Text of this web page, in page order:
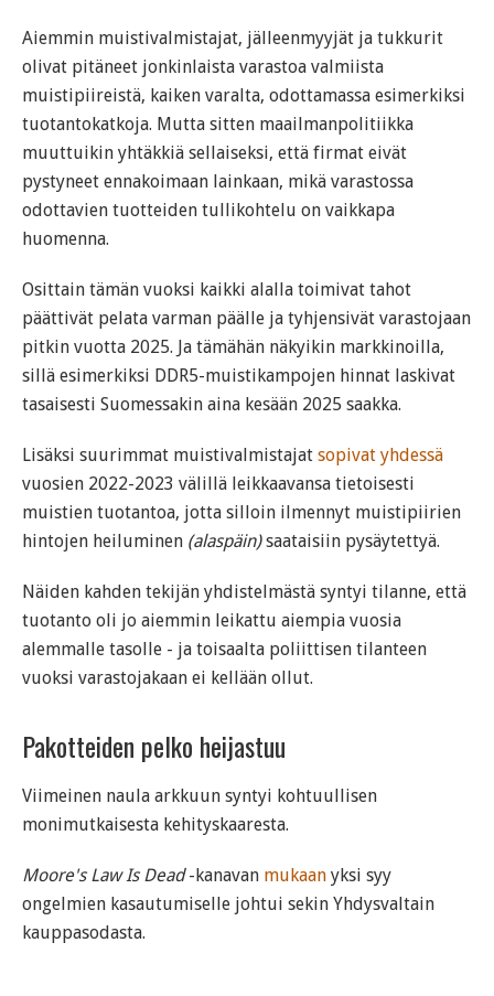
Aiemmin muistivalmistajat, jälleenmyyjät ja tukkurit
olivat pitäneet jonkinlaista varastoa valmiista
muistipiireistä, kaiken varalta, odottamassa esimerkiksi
tuotantokatkoja. Mutta sitten maailmanpolitiikka
muuttuikin yhtäkkiä sellaiseksi, että firmat eivät
pystyneet ennakoimaan lainkaan, mikä varastossa
odottavien tuotteiden tullikohtelu on vaikkapa
huomenna.
Osittain tämän vuoksi kaikki alalla toimivat tahot
päättivät pelata varman päälle ja tyhjensivät varastojaan
pitkin vuotta 2025. Ja tämähän näkyikin markkinoilla,
sillä esimerkiksi DDR5-muistikampojen hinnat laskivat
tasaisesti Suomessakin aina kesään 2025 saakka.
Lisäksi suurimmat muistivalmistajat sopivat yhdessä
vuosien 2022-2023 välillä leikkaavansa tietoisesti
muistien tuotantoa, jotta silloin ilmennyt muistipiirien
hintojen heiluminen (alaspäin)saataisiin pysäytettyä.
Näiden kahden tekijän yhdistelmästä syntyi tilanne, että
tuotanto oli jo aiemmin leikattu aiempia vuosia
alemmalle tasolle - ja toisaalta poliittisen tilanteen
vuoksi varastojakaan ei kellään ollut.
Pakotteiden pelko heijastuu
Viimeinen naula arkkuun syntyi kohtuullisen
monimutkaisesta kehityskaaresta.
Moore's Law Is Dead-kanavan mukaan yksi syy
ongelmien kasautumiselle johtui sekin Yhdysvaltain
kauppasodasta.